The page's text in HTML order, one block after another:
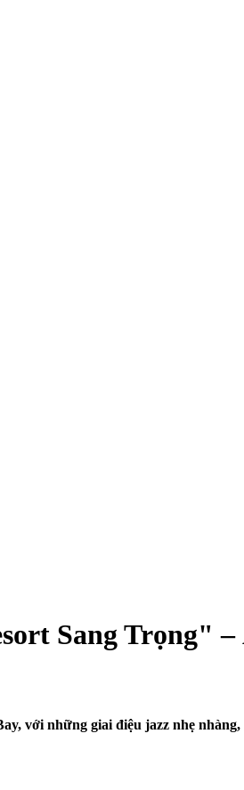
Sang Trọng"
với những giai điệu jazz nhẹ